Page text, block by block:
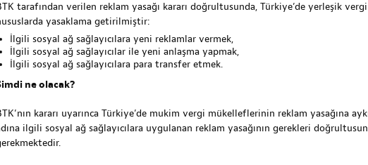
tarafından verilen reklam yasağı kararı doğrultusunda, Türkiye’de yerleşik
yasaklama getirilmiştir:
İlgili sosyal ağ sağlayıcılara yeni reklamlar vermek,
İlgili sosyal ağ sağlayıcılar ile yeni anlaşma yapmak,
İlgili sosyal ağ sağlayıcılara para transfer etmek.
ne olacak?
kararı uyarınca Türkiye’de mukim vergi mükelleflerinin reklam yasağına
ilgili sosyal ağ sağlayıcılara uygulanan reklam yasağının gerekleri